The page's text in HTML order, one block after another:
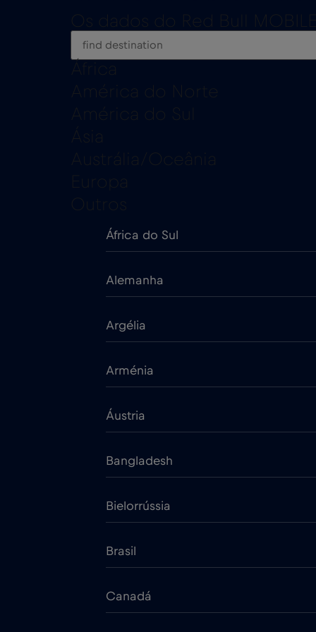
Os dados do Red Bull
África
América do Norte
América do Sul
Ásia
Austrália/Oceânia
Europa
Outros
África do Sul
Alemanha
Argélia
Arménia
Áustria
Bangladesh
Bielorrússia
Brasil
Canadá